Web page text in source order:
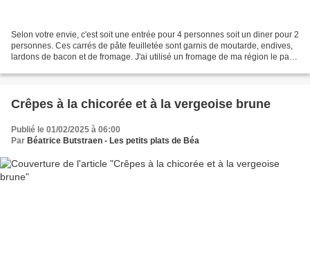
Selon votre envie, c'est soit une entrée pour 4 personnes soit un diner pour 2
personnes. Ces carrés de pâte feuilletée sont garnis de moutarde, endives,
lardons de bacon et de fromage. J'ai utilisé un fromage de ma région le pavé
Crêpes à la chicorée et à la vergeoise brune
Publié le 01/02/2025 à 06:00
Par Béatrice Butstraen - Les petits plats de Béa